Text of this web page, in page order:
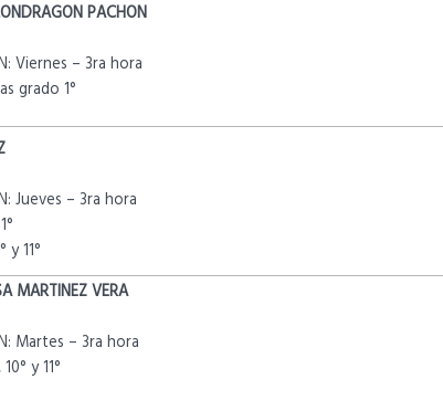
PACHON
Viernes – 3ra hora
grado 1°
Jueves – 3ra hora
11°
MARTINEZ VERA
Martes – 3ra hora
y 11°